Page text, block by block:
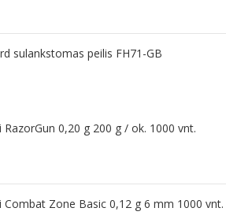
sulankstomas peilis FH71-GB
0,20 g 200 g / ok. 1000 vnt.
Zone Basic 0,12 g 6 mm 1000 vnt.